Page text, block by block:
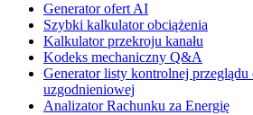
Generator ofert AI
Szybki kalkulator obciążenia
Kalkulator przekroju kanału
Kodeks mechaniczny Q&A
Generator listy kontrolnej przeglądu
uzgodnieniowej
Analizator Rachunku za Energię